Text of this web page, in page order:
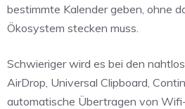
bestimmte Kalender geben, ohne
Ökosystem stecken muss.
Schwieriger wird es bei den
AirDrop, Universal Clipboard,
automatische Übertragen von